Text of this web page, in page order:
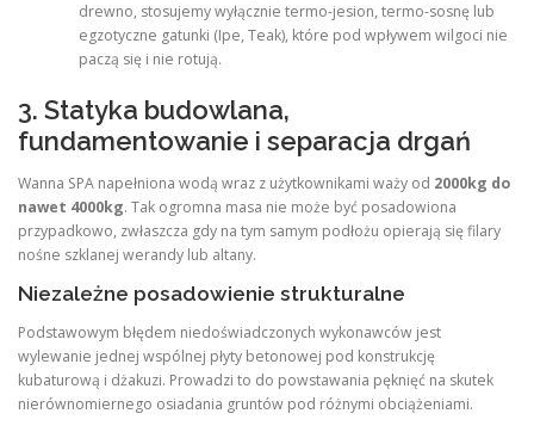
drewno, stosujemy wyłącznie termo-jesion, termo-sosnę lub
egzotyczne gatunki (Ipe, Teak), które pod wpływem wilgoci nie
paczą się i nie rotują.
3. Statyka budowlana,
fundamentowanie i separacja drgań
Wanna SPA napełniona wodą wraz z użytkownikami waży od 2000kg do
nawet 4000kg. Tak ogromna masa nie może być posadowiona
przypadkowo, zwłaszcza gdy na tym samym podłożu opierają się filary
nośne szklanej werandy lub altany.
Niezależne posadowienie strukturalne
Podstawowym błędem niedoświadczonych wykonawców jest
wylewanie jednej wspólnej płyty betonowej pod konstrukcję
kubaturową i dżakuzi. Prowadzi to do powstawania pęknięć na skutek
nierównomiernego osiadania gruntów pod różnymi obciążeniami.